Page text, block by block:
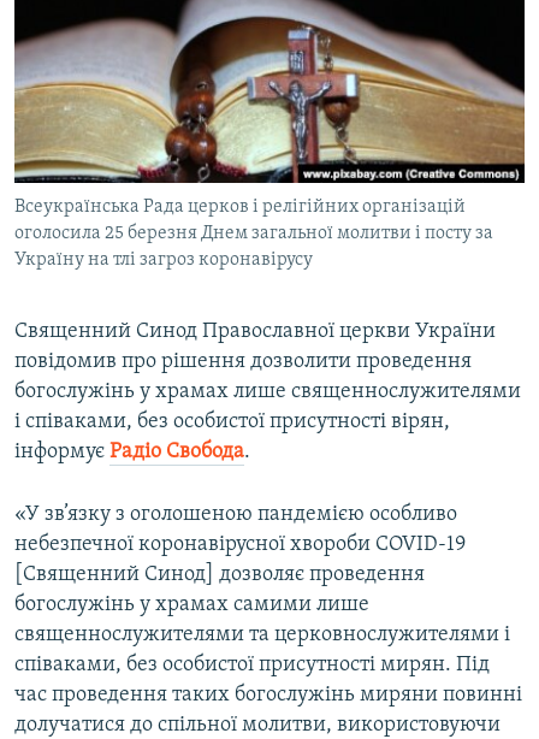
ДЕПОРТАЦІЯ
ВІДЕОУРОКИ «ELIFBE»
СВІДЧЕННЯ ОКУПАЦІЇ
УКРАЇНСЬКА ПРОБЛЕМА КРИМУ
ІНФОГРАФІКА
ЯК ОБІЙТИ БЛОКУВАННЯ
Русский
Qırımtatar
ДОЛУЧАЙСЯ!
Усі сайти RFE/RL
Всеукраїнська Рада церков і релігійних організацій
оголосила 25 березня Днем загальної молитви і посту за
Україну на тлі загроз коронавірусу
Священний Синод Православної церкви України
повідомив про рішення дозволити проведення
богослужінь у храмах лише священнослужителями
і співаками, без особистої присутності вірян,
інформує Радіо Свобода.
«У зв’язку з оголошеною пандемією особливо
небезпечної коронавірусної хвороби COVID-19
[Священний Синод] дозволяє проведення
богослужінь у храмах самими лише
священнослужителями та церковнослужителями і
співаками, без особистої присутності мирян. Під
час проведення таких богослужінь миряни повинні
долучатися до спільної молитви, використовуючи